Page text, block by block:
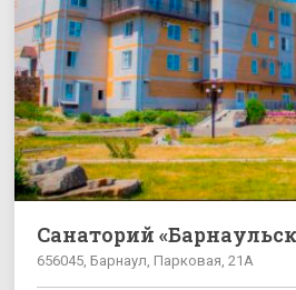
Санаторий
656045, Барнаул, Парковая, 21А